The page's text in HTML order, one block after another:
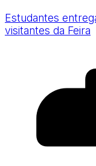
Estudantes
visitantes da Feira